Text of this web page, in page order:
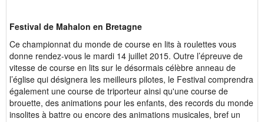
Festival de Mahalon en Bretagne
Ce championnat du monde de course en lits à roulettes vous
donne rendez-vous le mardi 14 juillet 2015. Outre l’épreuve de
vitesse de course en lits sur le désormais célèbre anneau de
l’église qui désignera les meilleurs pilotes, le Festival comprendra
également une course de triporteur ainsi qu'une course de
brouette, des animations pour les enfants, des records du monde
insolites à battre ou encore des animations musicales, bref un